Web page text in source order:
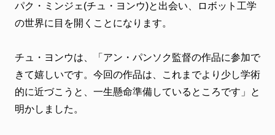
パク・ミンジェ(チュ・ヨンウ)と出会い、ロボット工学
の世界に目を開くことになります。
チュ・ヨンウは、「アン・パンソク監督の作品に参加で
きて嬉しいです。今回の作品は、これまでより少し学術
的に近づこうと、一生懸命準備しているところです」と
明かしました。